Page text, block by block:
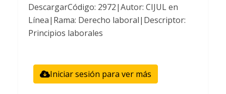
DescargarCódigo: 2972|Autor: CIJUL en
Línea|Rama: Derecho laboral|Descriptor:
Principios laborales
Iniciar sesión para ver más